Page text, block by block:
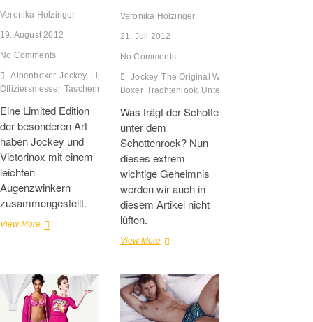
Veronika Holzinger
19. August 2012
No Comments
Alpenboxer Jockey Limited Edition Schweizer
Offiziersmesser Taschenmesser Underwear Unterwäsche
Eine Limited Edition
der besonderen Art
haben Jockey und
Victorinox mit einem
leichten
Augenzwinkern
zusammengestellt.
View MoreZünftig
mit
Jockey
und
Victorinox
Veronika Holzinger
21. Juli 2012
No Comments
Jockey The Original Wiesn
Boxer Trachtenlook Unterwäsche
Was trägt der Schotte
unter dem
Schottenrock? Nun
dieses extrem
wichtige Geheimnis
werden wir auch in
diesem Artikel nicht
lüften.
View MorePerfekte
Krachleder-
und
Trachten-
Fans